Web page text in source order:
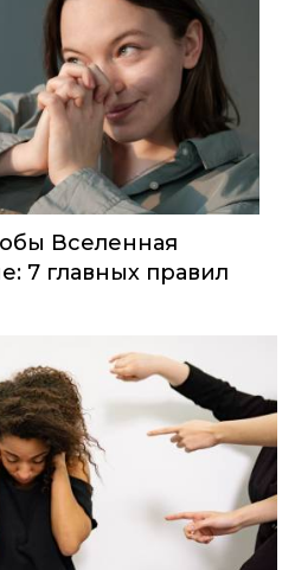
почему мы не
и можно ли с
– рассказывает